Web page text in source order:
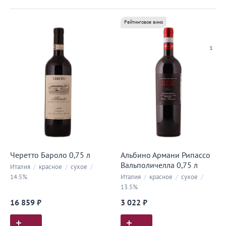
Черетто Бароло 0,75 л
Италия / красное / сухое /
14.5%
16 859 ₽
1
Рейтинговое вино
Альбино Армани Рипассо
Вальполичелла 0,75 л
Италия / красное / сухое /
13.5%
3 022 ₽